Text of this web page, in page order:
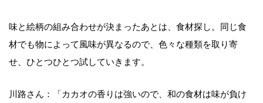
味と絵柄の組み合わせが決まったあとは、食材探し。同じ食
材でも物によって風味が異なるので、色々な種類を取り寄
せ、ひとつひとつ試していきます。
川路さん：「カカオの香りは強いので、和の食材は味が負け